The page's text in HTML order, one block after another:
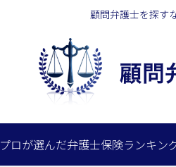
顧問弁護士を探す
プロが選んだ弁護士保険ランキン